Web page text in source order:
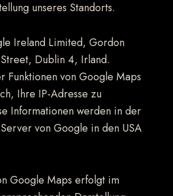
unseres Standorts.
Ireland Limited, Gordon
Dublin 4, Irland.
Funktionen von Google Maps
Ihre IP-Adresse zu
Informationen werden in der
von Google in den USA
Google Maps erfolgt im